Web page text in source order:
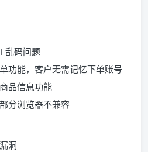
乱码问题
功能，客户无需记忆下单账号
品信息功能
分浏览器不兼容
洞